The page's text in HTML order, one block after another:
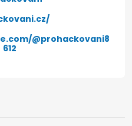
@prohackovani8
612